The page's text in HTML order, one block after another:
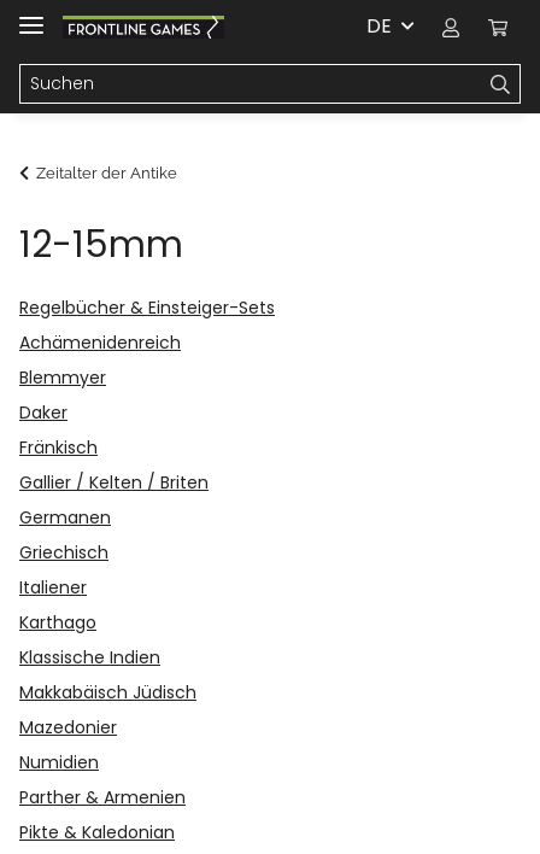
DE
Zeitalter der Antike
12-15mm
Regelbücher & Einsteiger-Sets
Achämenidenreich
Blemmyer
Daker
Fränkisch
Gallier / Kelten / Briten
Germanen
Griechisch
Italiener
Karthago
Klassische Indien
Makkabäisch Jüdisch
Mazedonier
Numidien
Parther & Armenien
Pikte & Kaledonian